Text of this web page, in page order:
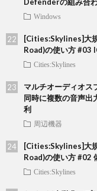
Windows
[Cities:Skylines]大
Road)の使い方 #03
Cities:Skylines
マルチオーディオス
同時に複数の音声出
利
周辺機器
[Cities:Skylines]大
Road)の使い方 #02
Cities:Skylines